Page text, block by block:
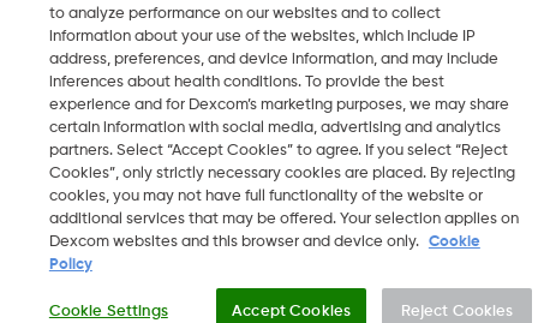
to analyze performance on our websites and to collect
information about your use of the websites, which include IP
address, preferences, and device information, and may include
inferences about health conditions. To provide the best
experience and for Dexcom’s marketing purposes, we may share
certain information with social media, advertising and analytics
partners. Select “Accept Cookies” to agree. If you select “Reject
Cookies”, only strictly necessary cookies are placed. By rejecting
cookies, you may not have full functionality of the website or
additional services that may be offered. Your selection applies on
Dexcom websites and this browser and device only.
Cookie
Policy
Cookie Settings Reject Cookies
Accept Cookies